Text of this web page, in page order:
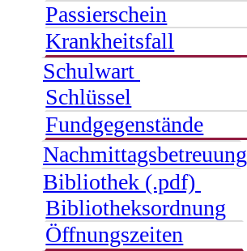
Passierschein
Krankheitsfall
Schulwart
Schlüssel
Fundgegenstände
Nachmittagsbetreuung
Bibliothek (.pdf)
Bibliotheksordnung
Öffnungszeiten